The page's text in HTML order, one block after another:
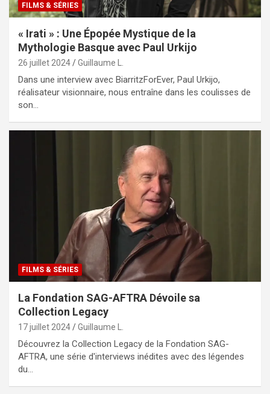
FILMS & SÉRIES
« Irati » : Une Épopée Mystique de la
Mythologie Basque avec Paul Urkijo
26 juillet 2024 Guillaume L.
Dans une interview avec BiarritzForEver, Paul Urkijo,
réalisateur visionnaire, nous entraîne dans les coulisses de
son…
FILMS & SÉRIES
La Fondation SAG-AFTRA Dévoile sa
Collection Legacy
17 juillet 2024 Guillaume L.
Découvrez la Collection Legacy de la Fondation SAG-
AFTRA, une série d'interviews inédites avec des légendes
du…